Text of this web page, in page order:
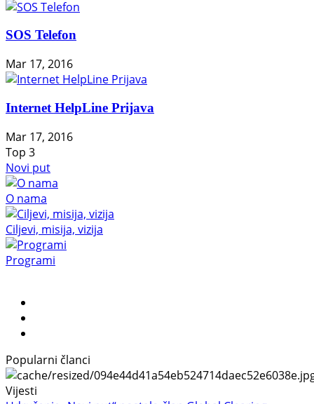
SOS Telefon
Mar 17, 2016
Internet HelpLine Prijava
Mar 17, 2016
Top 3
Novi put
O nama
Ciljevi, misija, vizija
Programi
Popularni članci
Vijesti